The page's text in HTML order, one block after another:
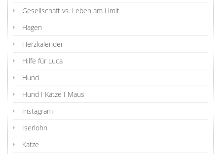
Gesellschaft vs. Leben am Limit
Hagen
Herzkalender
Hilfe für Luca
Hund
Hund I Katze I Maus
Instagram
Iserlohn
Katze